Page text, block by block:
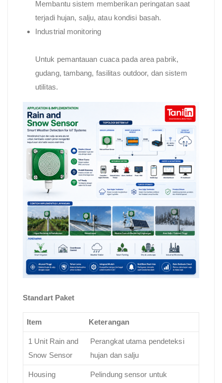
Membantu sistem memberikan peringatan saat
terjadi hujan, salju, atau kondisi basah.
Industrial monitoring
Untuk pemantauan cuaca pada area pabrik,
gudang, tambang, fasilitas outdoor, dan sistem
utilitas.
Standart Paket
Item Keterangan
1 Unit Rain and
Snow Sensor
Perangkat utama pendeteksi
hujan dan salju
Housing
Pelindung sensor untuk